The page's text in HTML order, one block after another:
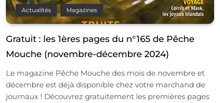
Actualités Magazines
Gratuit : les 1ères pages du n°165 de Pêche
Mouche (novembre-décembre 2024)
Le magazine Pêche Mouche des mois de novembre et
décembre est déjà disponible chez votre marchand de
journaux ! Découvrez gratuitement les premières pages